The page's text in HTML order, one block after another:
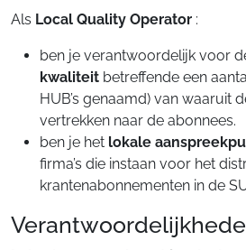
Als Local Quality Operator :
ben je verantwoordelijk voor
kwaliteit betreffende een
HUB’s genaamd) van waaruit
vertrekken naar de abonnees.
ben je het lokale
firma’s die instaan voor het
krantenabonnementen in de